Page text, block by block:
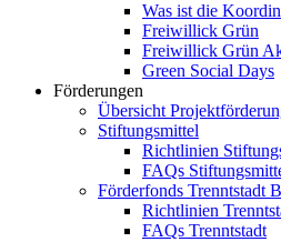
Was ist die
Freiwillick Grün
Freiwillick Grün
Green Social Days
Förderungen
Übersicht
Stiftungsmittel
Richtlinien
FAQs
Förderfonds Trenntstadt
Richtlinien
FAQs Trenntstadt